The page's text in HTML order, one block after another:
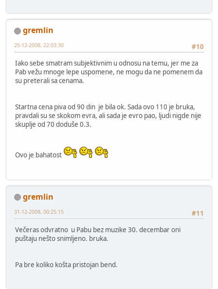
gremlin
#10
25-12-2008, 22:03:30
Iako sebe smatram subjektivnim u odnosu na temu, jer me za
Pab vežu mnoge lepe uspomene, ne mogu da ne pomenem da
su preterali sa cenama.
Startna cena piva od 90 din je bila ok. Sada ovo 110 je bruka,
pravdali su se skokom evra, ali sada je evro pao, ljudi nigde nije
skuplje od 70 doduše 0.3.
Ovo je bahatost
gremlin
#11
31-12-2008, 00:25:15
Večeras odvratno u Pabu bez muzike 30. decembar oni
puštaju nešto snimljeno. bruka.
Pa bre koliko košta pristojan bend.